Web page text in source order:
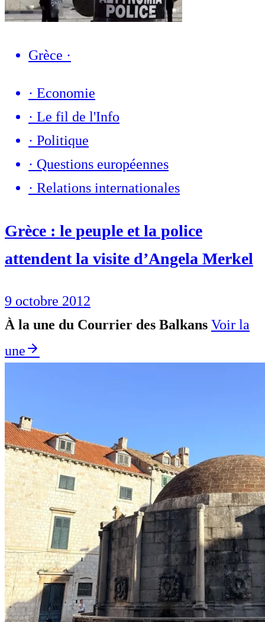
Grèce ·
· Economie
· Le fil de l'Info
· Politique
· Questions européennes
· Relations internationales
Grèce : le peuple et la police
attendent la visite d’Angela Merkel
9 octobre 2012
À la une du Courrier des Balkans Voir la
une